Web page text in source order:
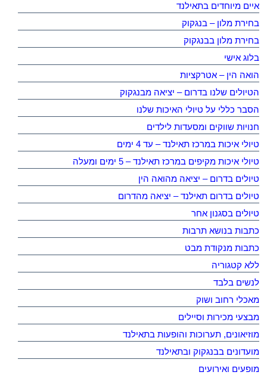
איים מיוחדים בתאילנד
בחירת מלון – בנגקוק
בחירת מלון בבנגקוק
בלוג אישי
הואה הין – אטרקציות
הטיולים שלנו בדרום – יציאה מבנגקוק
הסבר כללי על טיולי האיכות שלנו
חנויות שווקים ומסעדות לילדים
טיולי איכות במרכז תאילנד – עד 4 ימים
טיולי איכות מקיפים במרכז תאילנד – 5 ימים ומעלה
טיולים בדרום – יציאה מהואה הין
טיולים בדרום תאילנד – יציאה מהדרום
טיולים בסגנון אחר
כתבות בנושא תרבות
כתבות מנקודת מבט
ללא קטגוריה
לנשים בלבד
מאכלי רחוב ושוק
מבצעי מכירות וסיילים
מוזיאונים, תערוכות והופעות בתאילנד
מועדונים בבנגקוק ובתאילנד
מופעים ואירועים